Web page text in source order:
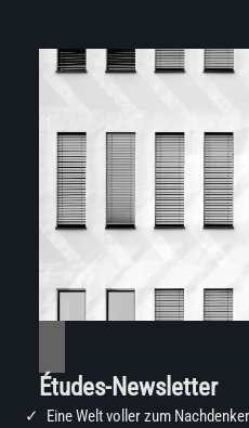
Études-Newsletter
Eine Welt voller zum